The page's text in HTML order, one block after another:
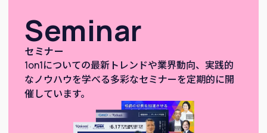
Seminar
セミナー
1on1についての最新トレンドや業界動向、実践的
なノウハウを学べる多彩なセミナーを定期的に開
催しています。